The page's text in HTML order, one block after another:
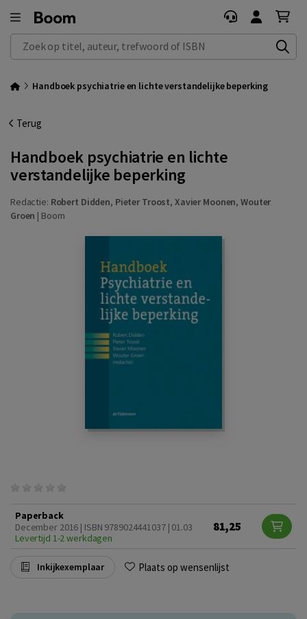
Zoek op titel, auteur, trefwoord of ISBN
Handboek psychiatrie en lichte verstandelijke beperking
Terug
Handboek psychiatrie en lichte
verstandelijke beperking
Redactie: Robert Didden, Pieter Troost, Xavier Moonen,Wouter
Groen | Boom
Paperback
December 2016 | ISBN 9789024441037 | 01.03
Levertijd 1-2 werkdagen
81,25
Inkijkexemplaar Plaats op wensenlijst